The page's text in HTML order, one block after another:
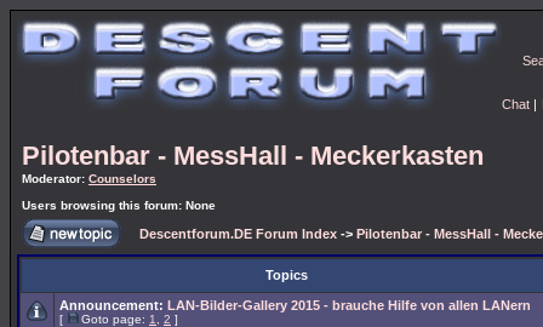
Chat |
Pilotenbar - MessHall - Meckerkasten
Moderator: Counselors
Users browsing this forum: None
Descentforum.DE Forum Index -> Pilotenbar - MessHall -
Topics
Announcement: LAN-Bilder-Gallery 2015 - brauche Hilfe von allen LANern
[ Goto page: 1 2 ]